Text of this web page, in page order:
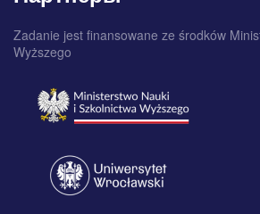
Zadanie jest finansowane ze środków
Wyższego